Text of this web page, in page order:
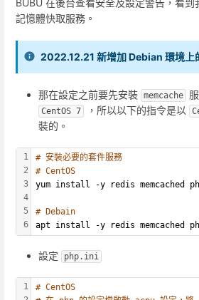
BUBU 在後台查看安全及設定警告，看到
記憶體快取服務。
2022.12.21 新增加 Debian 環境上
那在設定之前要先安裝 memcache
CentOS 7 ，所以以下的指令是以
裝的。
1
2
3
4
5
6
# 安裝必要的套件服務
# CentOS
yum install -y redis memcached
# Debain
apt install -y redis memcached
設定 php.ini
1
# CentOS